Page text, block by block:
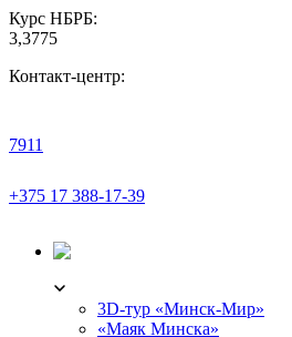
Курс НБРБ:
3,3775
Контакт-центр:
7911
+375 17 388-17-39
3D-тур «Минск-Мир»
«Маяк Минска»